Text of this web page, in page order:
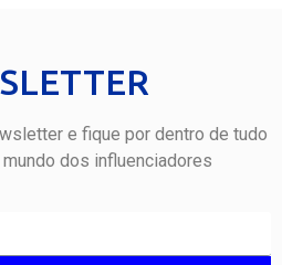
e fique por dentro de tudo
dos influenciadores